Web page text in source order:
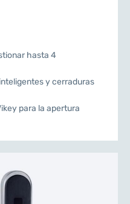
hasta 4
y cerraduras
para la apertura